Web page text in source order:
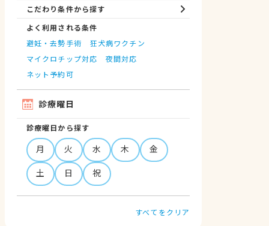
こだわり条件から探す
よく利用される条件
避妊・去勢手術
狂犬病ワクチン
マイクロチップ対応
夜間対応
ネット予約可
診療曜日
診療曜日から探す
月 火 水 木
金
土
日 祝
すべてをクリア